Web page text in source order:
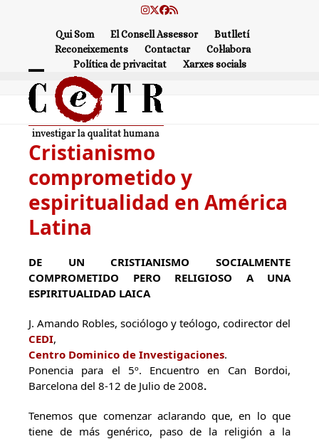
Instagram
Twitter
Facebook
RSS
Qui Som El Consell Assessor
Butlletí
Reconeixements
Contactar
Col·labora
Política de privacitat
Xarxes socials
Open
mobile
menu
Close
mobile
menu
Cristianismo
comprometido y
espiritualidad en América
Latina
DE UN CRISTIANISMO SOCIALMENTE
COMPROMETIDO PERO RELIGIOSO A UNA
ESPIRITUALIDAD LAICA
J. Amando Robles, sociólogo y teólogo, codirector del
CEDI,
Centro Dominico de Investigaciones.
Ponencia para el 5º. Encuentro en Can Bordoi,
Barcelona del 8-12 de Julio de 2008.
Tenemos que comenzar aclarando que, en lo que
tiene de más genérico, paso de la religión a la